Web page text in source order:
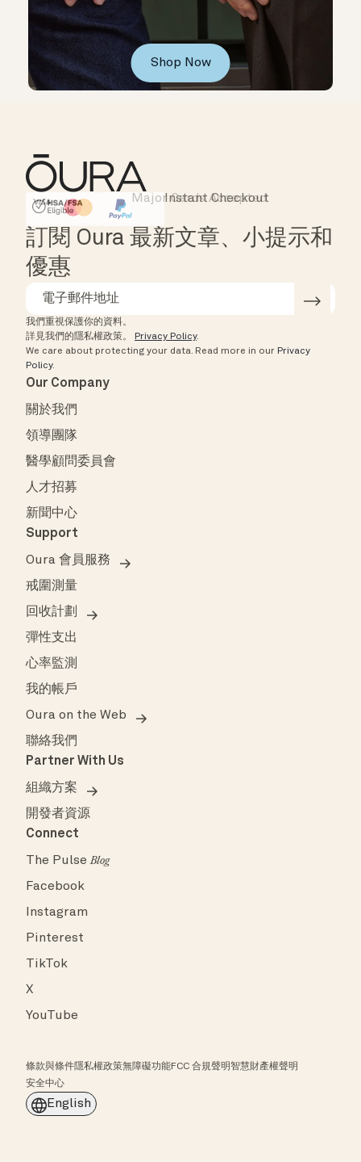
Shop Now
HSA/FSA Eligible
Affirm
Instant Checkout
Major Cards Accepted
訂閱 Oura 最新文章、小提示和
優惠
我們重視保護你的資料。
詳見我們的隱私權政策。
Privacy Policy.
We care about protecting your data. Read more in our Privacy
Policy.
Our Company
關於我們
領導團隊
醫學顧問委員會
人才招募
新聞中心
Support
Oura 會員服務
戒圍測量
回收計劃
彈性支出
心率監測
我的帳戶
Oura on the Web
聯絡我們
Partner With Us
組織方案
開發者資源
Connect
The PulseBlog
Facebook
Instagram
Pinterest
TikTok
X
YouTube
條款與條件隱私權政策無障礙功能FCC 合規聲明智慧財產權聲明
安全中心
English